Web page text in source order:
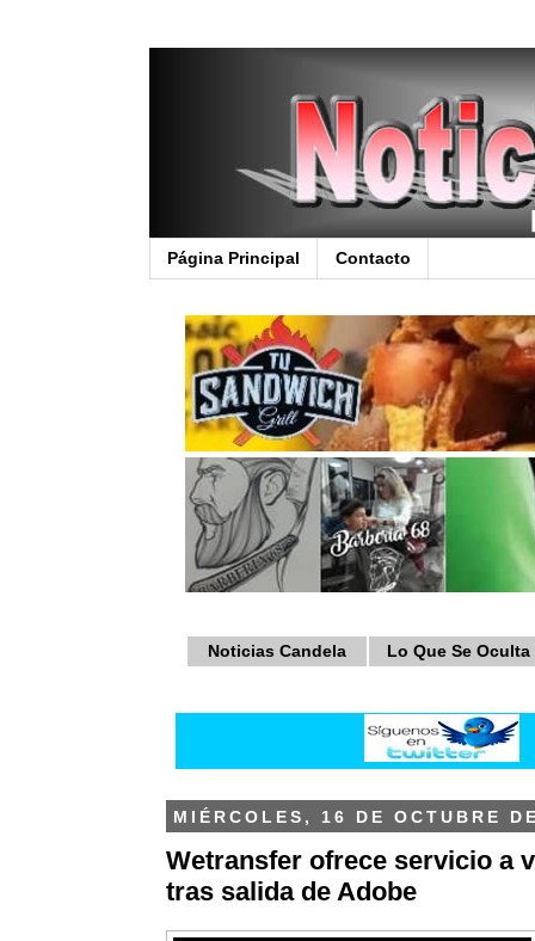
Página Principal Contacto
Noticias Candela Lo Que Se Oculta
MIÉRCOLES, 16 DE OCTUBRE
Wetransfer ofrece servicio a
tras salida de Adobe